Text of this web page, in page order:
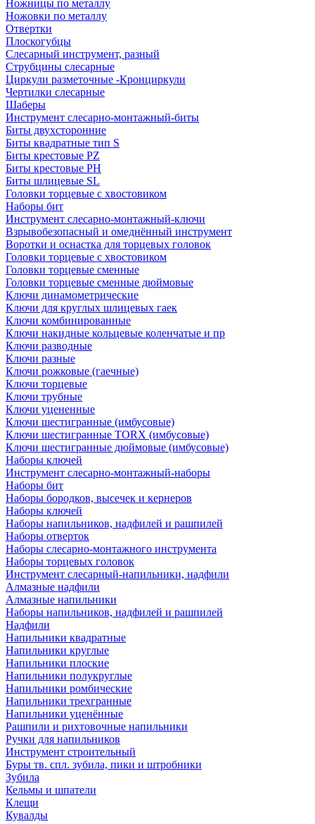
Ножницы по металлу
Ножовки по металлу
Отвертки
Плоскогубцы
Слесарный инструмент, разный
Струбцины слесарные
Циркули разметочные -Кронциркули
Чертилки слесарные
Шаберы
Инструмент слесарно-монтажный-биты
Биты двухсторонние
Биты квадратные тип S
Биты крестовые РZ
Биты крестовые РН
Биты шлицевые SL
Головки торцевые с хвостовиком
Наборы бит
Инструмент слесарно-монтажный-ключи
Взрывобезопасный и омеднённый инструмент
Воротки и оснаcтка для торцевых головок
Головки торцевые с хвостовиком
Головки торцевые сменные
Головки торцевые сменные дюймовые
Ключи динамометрические
Ключи для круглых шлицевых гаек
Ключи комбинированные
Ключи накидные кольцевые коленчатые и пр
Ключи разводные
Ключи разные
Ключи рожковые (гаечные)
Ключи торцевые
Ключи трубные
Ключи уцененные
Ключи шестигранные (имбусовые)
Ключи шестигранные TORX (имбусовые)
Ключи шестигранные дюймовые (имбусовые)
Наборы ключей
Инструмент слесарно-монтажный-наборы
Наборы бит
Наборы бородков, высечек и кернеров
Наборы ключей
Наборы напильников, надфилей и рашпилей
Наборы отверток
Наборы слесарно-монтажного инструмента
Наборы торцевых головок
Инструмент слесарный-напильники, надфили
Алмазные надфили
Алмазные напильники
Наборы напильников, надфилей и рашпилей
Надфили
Напильники квадратные
Напильники круглые
Напильники плоские
Напильники полукруглые
Напильники ромбические
Напильники трехгранные
Напильники уценённые
Рашпили и рихтовочные напильники
Ручки для напильников
Инструмент строительный
Буры тв. спл. зубила, пики и штробники
Зубила
Кельмы и шпатели
Клещи
Кувалды